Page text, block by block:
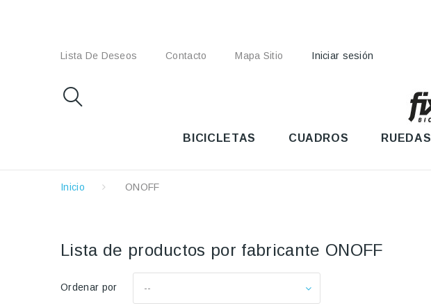
Lista De Deseos Contacto Mapa Sitio Iniciar sesión
BICICLETAS CUADROS RUEDAS
Inicio ONOFF
Lista de productos por fabricante ONOFF
Ordenar por --